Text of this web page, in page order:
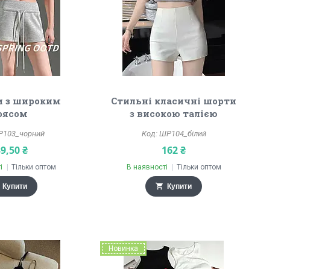
з широким
₴
Тільки оптом
Купити
Стильні класичні шорти
з високою талією
ШР104_білий
162 ₴
В наявності Тільки оптом
Купити
Новинка